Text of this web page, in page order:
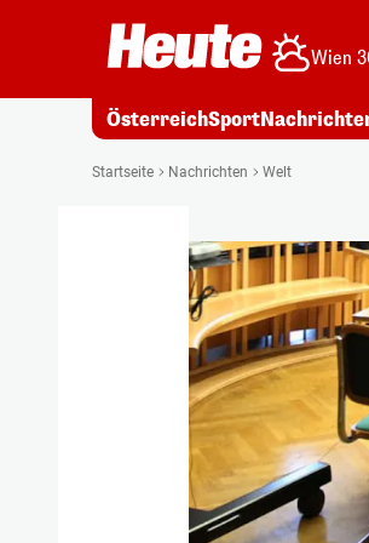
Wien
ÖsterreichSport
Startseite Nachrichten Welt